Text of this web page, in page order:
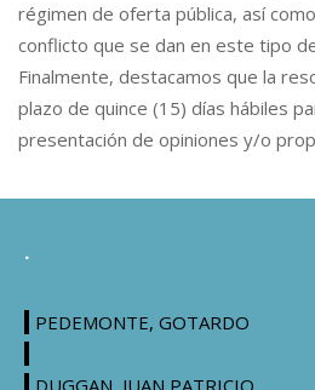
régimen de oferta pública, así
conflicto que se dan en este tipo
Finalmente, destacamos que la
plazo de quince (15) días hábiles
presentación de opiniones y/o
.
PEDEMONTE, GOTARDO